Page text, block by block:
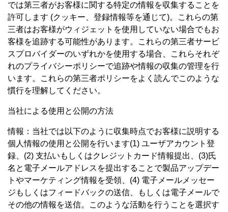
では第三者がお客様に関する特定の情報を収集することを
許可します (クッキー、登録情報等を通じて)。これらの第
三者はお客様がウィジェットを使用していない場合でもお
客様を追跡する可能性があります。これらの第三者サービ
スプロバイダーのいずれかを使用する場合、これらそれぞ
れのプライバシーポリシーで追跡や情報の収集の管理を行
います。これらの第三者ポリシーをよく読んでこのような
慣行を理解してください。
当社による使用と公開の方法
情報：当社では以下のように収集時点でお客様に説明する
個人情報の使用と公開を行います(1) ユーザアカウント登
録、(2) 支払いもしくはクレジットカード情報提出、(3)氏
名と電子メールアドレスを提出することで製品アップデー
トやマーケティング情報を受領、(4) 電子メールメッセー
ジもしくはフィードバックの送信、もしくは電子メールで
その他の情報を送信。このような活動を行うことを選択す